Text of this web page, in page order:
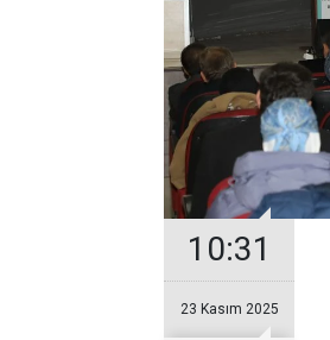
10:31
23 Kasım 2025